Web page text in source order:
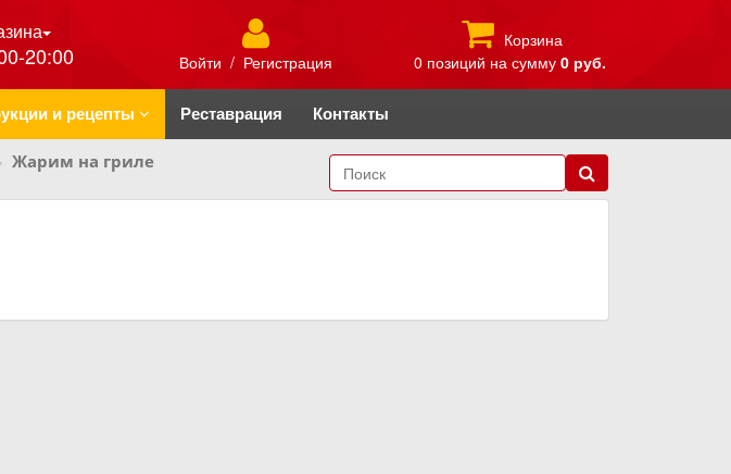
20:00 Войти / Регистрация
Корзина
0 позиций на сумму 0 руб.
и рецепты Реставрация Контакты
Жарим на гриле